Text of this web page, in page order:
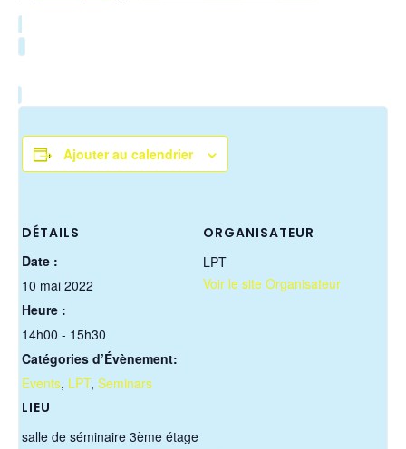
Ajouter au calendrier
DÉTAILS
Date :
10 mai 2022
Heure :
14h00 - 15h30
Catégories d’Évènement:
Events, LPT, Seminars
LIEU
salle de séminaire 3ème étage
ORGANISATEUR
LPT
Voir le site Organisateur